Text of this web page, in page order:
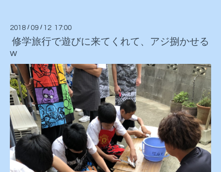
2018 / 09 / 12 17:00
修学旅行で遊びに来てくれて、アジ捌かせる
w